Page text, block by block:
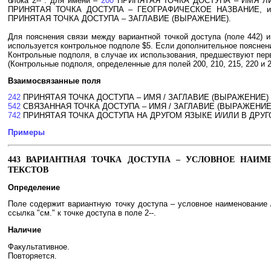
ПРИНЯТАЯ ТОЧКА ДОСТУПА – ГЕОГРАФИЧЕСКОЕ НАЗВАНИЕ,
ПРИНЯТАЯ ТОЧКА ДОСТУПА – ЗАГЛАВИЕ (ВЫРАЖЕНИЕ).
Для пояснения связи между вариантной точкой доступа (поле
используется контрольное подполе $5. Если дополнительное
Контрольные подполя, в случае их использования, предшествуют
(Контрольные подполя, определенные для полей 200, 210, 215, 220 и
Взаимосвязанные поля
242 ПРИНЯТАЯ ТОЧКА ДОСТУПА – ИМЯ / ЗАГЛАВИЕ (ВЫРАЖЕНИЕ)
542 СВЯЗАННАЯ ТОЧКА ДОСТУПА – ИМЯ / ЗАГЛАВИЕ
742 ПРИНЯТАЯ ТОЧКА ДОСТУПА НА ДРУГОМ ЯЗЫКЕ И/ИЛИ В
Примеры
443 ВАРИАНТНАЯ ТОЧКА ДОСТУПА – УСЛОВНОЕ
ТЕКСТОВ
Определение
Поле содержит вариантную точку доступа – условное
ссылка "см." к точке доступа в поле 2--.
Наличие
Факультативное.
Повторяется.